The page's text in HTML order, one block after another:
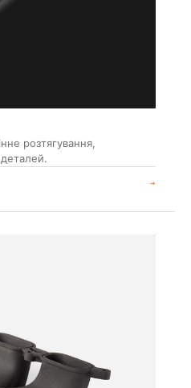
розтягування,
→